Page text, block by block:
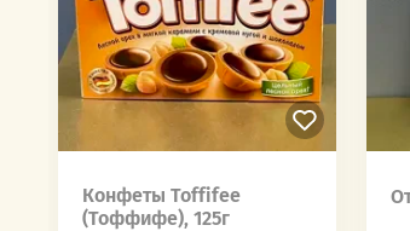
Конфеты Toffifee
(Тоффифе), 125г